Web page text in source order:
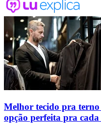
Melhor tecido pra terno
opção perfeita pra cada